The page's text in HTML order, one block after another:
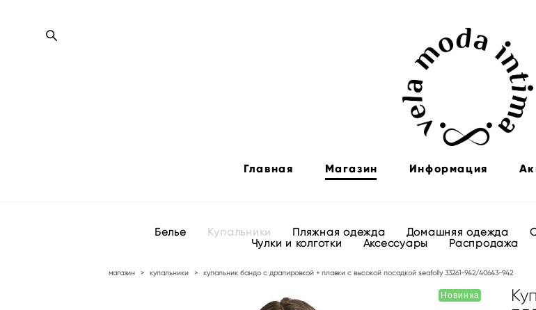
Главная Магазин Информация
Белье Купальники Пляжная одежда Домашняя одежда
Чулки и колготки
Аксессуары Распродажа
магазин > купальники > купальник бандо с драпировкой + плавки с высокой посадкой seafolly 33261-942/40643-942
Новинка